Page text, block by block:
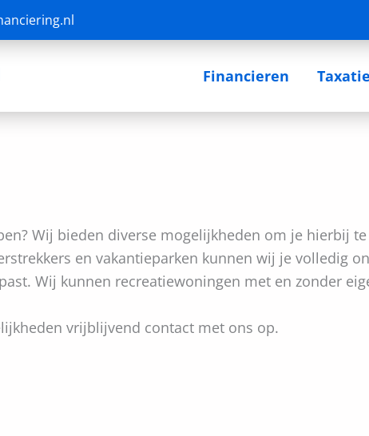
Financieren
Wij bieden diverse mogelijkheden om je hierbij
en vakantieparken kunnen wij je volledig
Wij kunnen recreatiewoningen met en zonder
vrijblijvend contact met ons op.